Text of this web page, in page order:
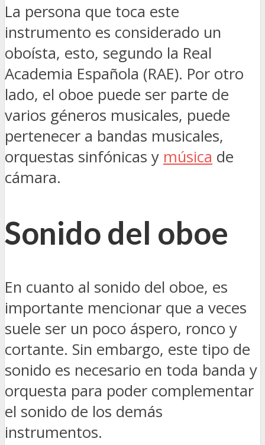
La persona que toca este
instrumento es considerado un
oboísta, esto, segundo la Real
Academia Española (RAE). Por otro
lado, el oboe puede ser parte de
varios géneros musicales, puede
pertenecer a bandas musicales,
orquestas sinfónicas y música de
cámara.
Sonido del oboe
En cuanto al sonido del oboe, es
importante mencionar que a veces
suele ser un poco áspero, ronco y
cortante. Sin embargo, este tipo de
sonido es necesario en toda banda y
orquesta para poder complementar
el sonido de los demás
instrumentos.